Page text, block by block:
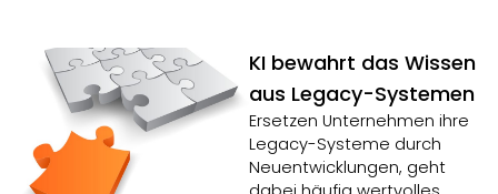
KI bewahrt das Wissen
aus Legacy-Systemen
Ersetzen Unternehmen ihre
Legacy-Systeme durch
Neuentwicklungen, geht